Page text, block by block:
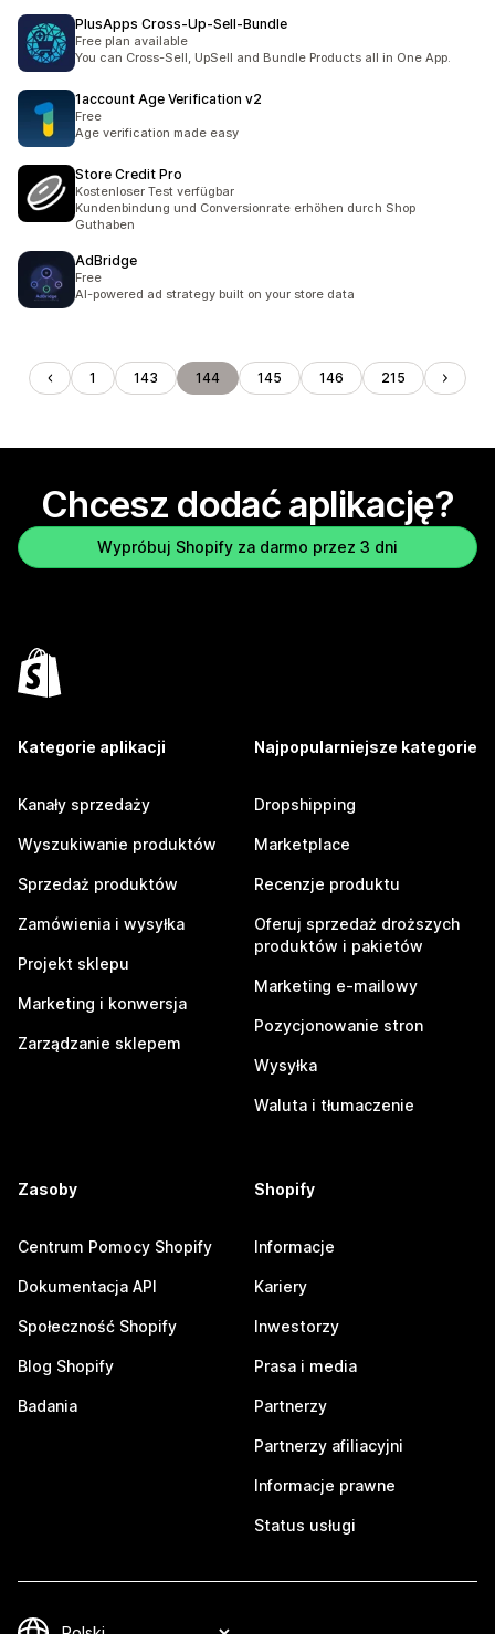
PlusApps Cross‑Up‑Sell‑Bundle
Free plan available
You can Cross-Sell, UpSell and Bundle Products all in One App.
1account Age Verification v2
Free
Age verification made easy
Store Credit Pro
Kostenloser Test verfügbar
Kundenbindung und Conversionrate erhöhen durch Shop
Guthaben
AdBridge
Free
AI-powered ad strategy built on your store data
1 143 144 145 146 215
Chcesz dodać aplikację?
Wypróbuj Shopify za darmo przez 3 dni
Kategorie aplikacji
Kanały sprzedaży
Wyszukiwanie produktów
Sprzedaż produktów
Zamówienia i wysyłka
Projekt sklepu
Marketing i konwersja
Zarządzanie sklepem
Najpopularniejsze kategorie
Dropshipping
Marketplace
Recenzje produktu
Oferuj sprzedaż droższych
produktów i pakietów
Marketing e-mailowy
Pozycjonowanie stron
Wysyłka
Waluta i tłumaczenie
Zasoby
Centrum Pomocy Shopify
Dokumentacja API
Społeczność Shopify
Blog Shopify
Badania
Shopify
Informacje
Kariery
Inwestorzy
Prasa i media
Partnerzy
Partnerzy afiliacyjni
Informacje prawne
Status usługi